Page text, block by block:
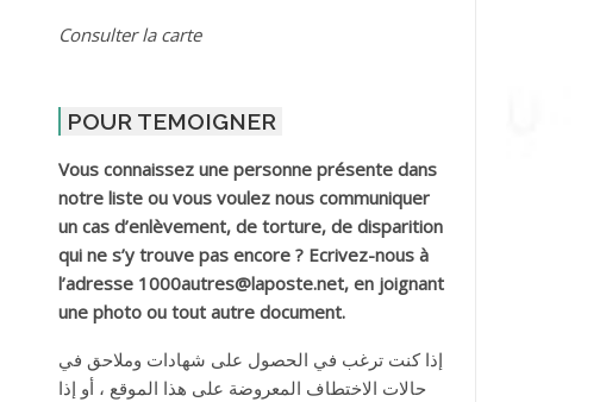
Consulter la carte
POUR TEMOIGNER
Vous connaissez une personne présente dans
notre liste ou vous voulez nous communiquer
un cas d’enlèvement, de torture, de disparition
qui ne s’y trouve pas encore ? Ecrivez-nous à
l’adresse 1000autres@laposte.net, en joignant
une photo ou tout autre document.
إذا كنت ترغب في الحصول على شهادات وملاحق في
حالات الاختطاف المعروضة على هذا الموقع ، أو إذا